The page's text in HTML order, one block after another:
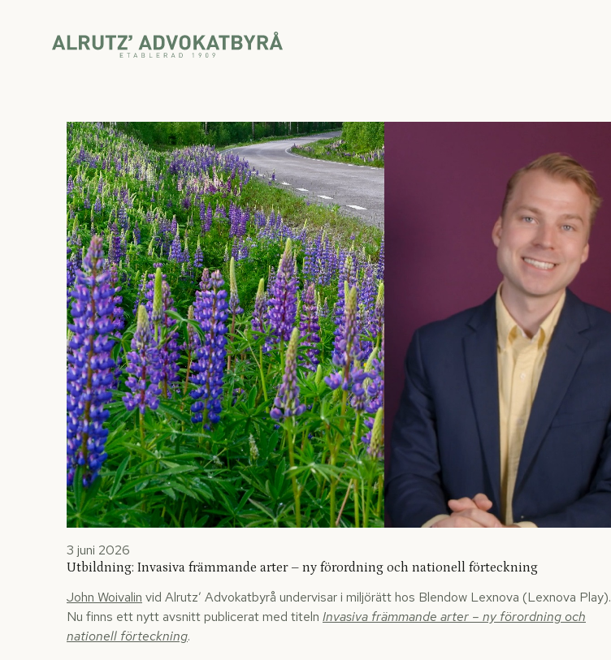
3 juni 2026
Utbildning: Invasiva främmande arter – ny förordning och nationell förteckning
John Woivalin vid Alrutz’ Advokatbyrå undervisar i miljörätt hos Blendow Lexnova (Lexnova Play).
Nu finns ett nytt avsnitt publicerat med titeln Invasiva främmande arter – ny förordning och
nationell förteckning.